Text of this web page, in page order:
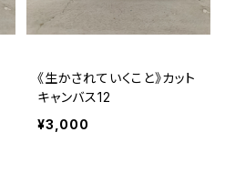
《生かされていくこと》カット
キャンバス12
¥3,000